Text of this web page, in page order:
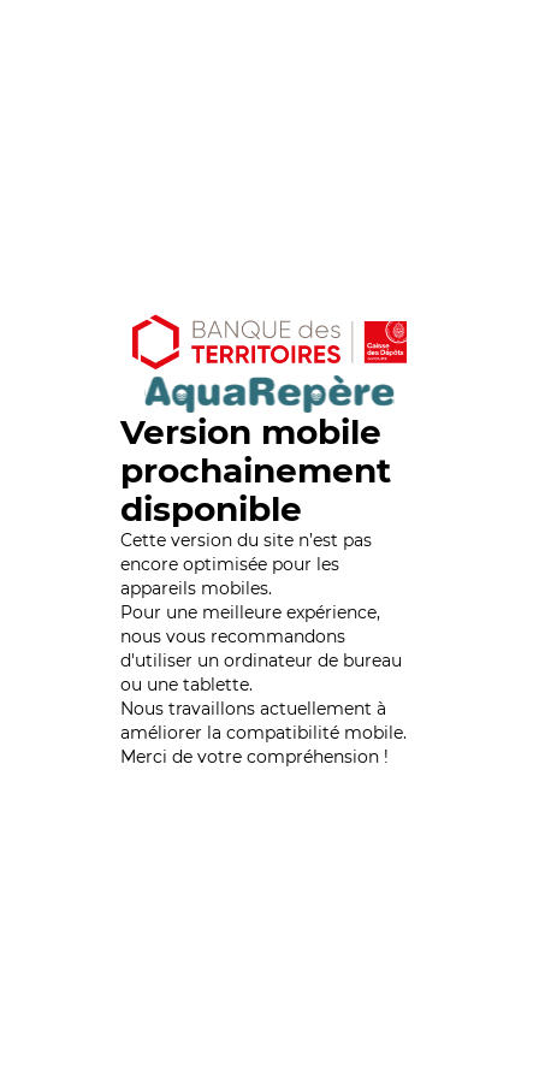
Version mobile
prochainement
disponible
Cette version du site n’est pas
encore optimisée pour les
appareils mobiles.
Pour une meilleure expérience,
nous vous recommandons
d'utiliser un ordinateur de bureau
ou une tablette.
Nous travaillons actuellement à
améliorer la compatibilité mobile.
Merci de votre compréhension !